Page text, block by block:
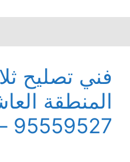
فني تصليح
المنطقة
95559527 – 55893693